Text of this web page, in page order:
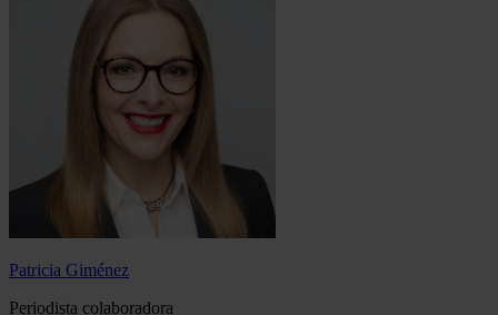
Patricia Giménez
Periodista colaboradora